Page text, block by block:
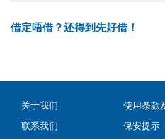
借定唔借？还得到先好借！
关于我们
联系我们
使用条款
保安提示